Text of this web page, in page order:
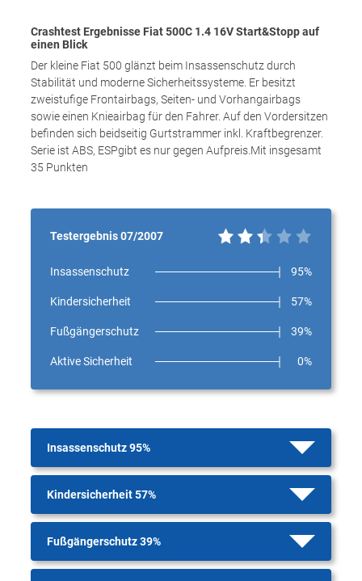
Crashtest Ergebnisse Fiat 500C 1.4 16V Start&Stopp auf
einen Blick
Der kleine Fiat 500 glänzt beim Insassenschutz durch
Stabilität und moderne Sicherheitssysteme. Er besitzt
zweistufige Frontairbags, Seiten- und Vorhangairbags
sowie einen Knieairbag für den Fahrer. Auf den Vordersitzen
befinden sich beidseitig Gurtstrammer inkl. Kraftbegrenzer.
Serie ist ABS, ESPgibt es nur gegen Aufpreis.Mit insgesamt
35 Punkten
Testergebnis 07/2007
Insassenschutz 95%
Kindersicherheit 57%
Fußgängerschutz 39%
Aktive Sicherheit 0%
Insassenschutz 95%
Kindersicherheit 57%
Fußgängerschutz 39%